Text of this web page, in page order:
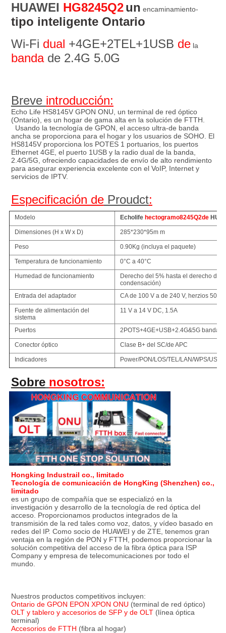
HUAWEI HG8245Q2un encaminamiento-
tipo inteligente Ontario
Wi-Fi dual +4GE+2TEL+1USB de la
banda de 2.4G 5.0G
Breve introducción:
Echo Life HS8145V GPON ONU, un terminal de red óptico
(Ontario), es un hogar de gama alta en la solución de FTTH.
Usando la tecnología de GPON, el acceso ultra-de banda
ancha se proporciona para el hogar y los usuarios de SOHO. El
HS8145V proporciona los POTES 1 portuarios, los puertos
Ethernet 4GE, el puerto 1USB y la radio dual de la banda,
2.4G/5G, ofreciendo capacidades de envío de alto rendimiento
para asegurar experiencia excelente con el VoIP, Internet y
servicios de IPTV.
Especificación de Proudct:
Modelo Echolife hectogramo8245Q2de
Dimensiones (H x W x D) 285*230*95m m
Peso 0.90Kg (incluya el paquete)
Temperatura de funcionamiento 0°C a 40°C
Humedad de funcionamiento
Derecho del 5% hasta el derecho del
condensación)
Entrada del adaptador
CA de 100 V a de 240 V, herzios 50
Fuente de alimentación del
sistema
11 V a 14 V DC, 1.5A
Puertos 2POTS+4GE+USB+2.4G&5G banda
Conector óptico Clase B+ del SC/de APC
Indicadores Power/PON/LOS/TEL/LAN/WPS/USB
Sobre nosotros:
Hongking Industrail co., limitado
Tecnología de comunicación de HongKing (Shenzhen) co.,
limitado
es un grupo de compañía que se especializó en la
investigación y desarrollo de la tecnología de red óptica del
acceso. Proporcionamos productos integrados de la
transmisión de la red tales como voz, datos, y vídeo basado en
redes del IP. Como socio de HUAWEI y de ZTE, tenemos gran
ventaja en la región de PON y FTTH, podemos proporcionar la
solución competitiva del acceso de la fibra óptica para ISP
Company y empresa de telecomunicaciones por todo el
mundo.
Nuestros productos competitivos incluyen:
Ontario de GPON EPON XPON ONU (terminal de red óptico)
OLT y tablero y accesorios de SFP y de OLT (línea óptica
terminal)
Accesorios de FTTH (fibra al hogar)